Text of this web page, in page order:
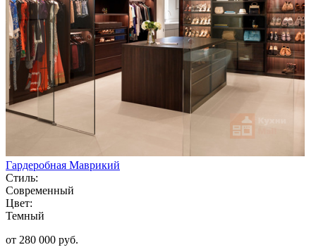
Гардеробная Маврикий
Стиль:
Современный
Цвет:
Темный
от 280 000 руб.